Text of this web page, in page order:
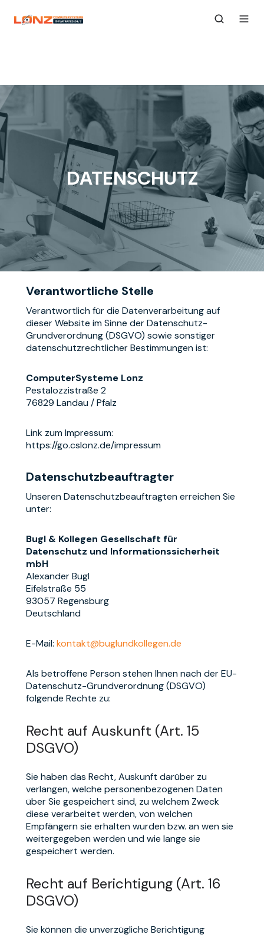
DATENSCHUTZ
Verantwortliche Stelle
Verantwortlich für die Datenverarbeitung auf
dieser Website im Sinne der Datenschutz-
Grundverordnung (DSGVO) sowie sonstiger
datenschutzrechtlicher Bestimmungen ist:
ComputerSysteme Lonz
Pestalozzistraße 2
76829 Landau / Pfalz
Link zum Impressum:
https://go.cslonz.de/impressum
Datenschutzbeauftragter
Unseren Datenschutzbeauftragten erreichen Sie
unter:
Bugl & Kollegen Gesellschaft für
Datenschutz und Informationssicherheit
mbH
Alexander Bugl
Eifelstraße 55
93057 Regensburg
Deutschland
E-Mail: kontakt@buglundkollegen.de
Als betroffene Person stehen Ihnen nach der EU-
Datenschutz-Grundverordnung (DSGVO)
folgende Rechte zu:
Recht auf Auskunft (Art. 15
DSGVO)
Sie haben das Recht, Auskunft darüber zu
verlangen, welche personenbezogenen Daten
über Sie gespeichert sind, zu welchem Zweck
diese verarbeitet werden, von welchen
Empfängern sie erhalten wurden bzw. an wen sie
weitergegeben werden und wie lange sie
gespeichert werden.
Recht auf Berichtigung (Art. 16
DSGVO)
Sie können die unverzügliche Berichtigung